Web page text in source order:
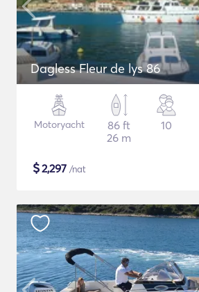
Dagless Fleur de lys 86
Motoryacht
86 ft
26 m
10
$2,297 /nat